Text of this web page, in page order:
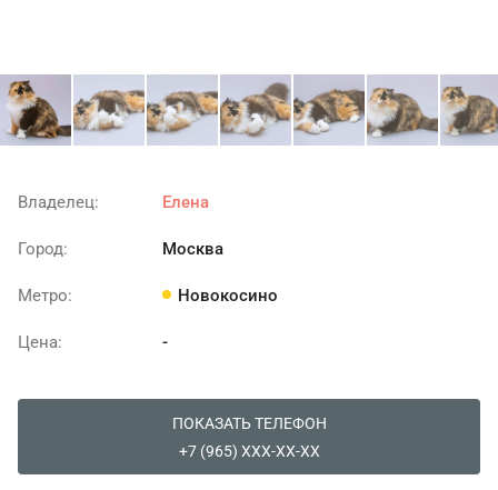
Владелец: Елена
Город: Москва
Метро: Новокосино
Цена: -
ПОКАЗАТЬ ТЕЛЕФОН
+7 (965) XXX-XX-XX